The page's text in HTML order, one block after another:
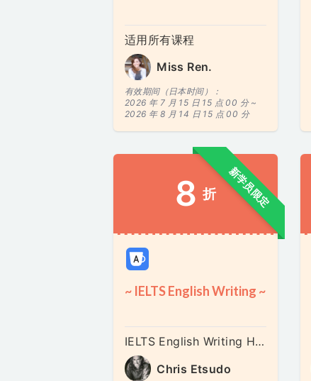
适用所有课程
Miss Ren.
有效期间（日本时间）：
2026 年 7 月 15 日 15 点 00 分 ~
2026 年 8 月 14 日 15 点 00 分
新学员限定
8 折
~ IELTS English Writing ~
IELTS English Writing Homework Assignment | 英語ライティング練習 | 영어 작문 연습
Chris Etsudo